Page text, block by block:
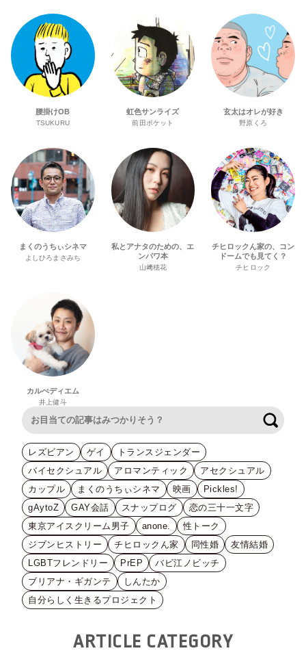
腰掛けOB
TSUKURU
虹色サンライズ
前田ポケット
玄太はオレが好き
野原くろ
まくのうちぃシネマ
よしひろまさみち
私とアナタのための、エ
ンパワ本
山﨑穂花
チヒロックん家の、コン
ドームでも見てく？
チヒロック
カルぺディエム
井上健斗
レズビアン ゲイ
トランスジェンダー
バイセクシュアル
アロマンティック
アセクシュアル
カップル
まくのうちぃシネマ 映画
Pickles!
gAytoZ
GAY会話 スナップログ
恋の三十一文字
東京アイスクリーム男子
anone.
性トーク
ジブンヒストリー
チヒロックん家 同性婚
友情結婚
LGBTフレンドリー
PrEP
バビ江ノビッチ
ブリアナ・ギガンテ
しんたか
自分らしく生きるプロジェクト
ARTICLE CATEGORY